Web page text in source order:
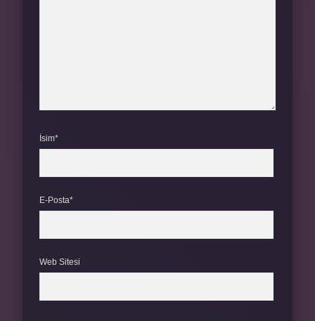
İsim*
E-Posta*
Web Sitesi